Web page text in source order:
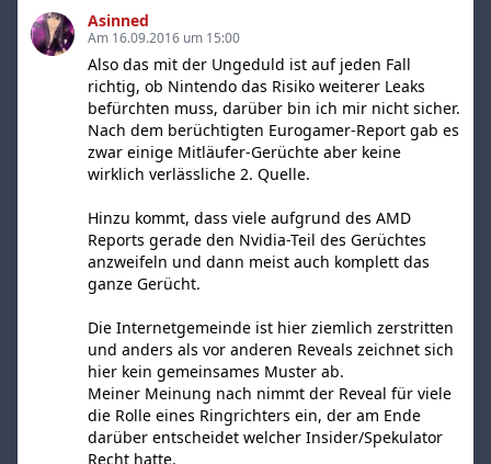
Asinned
Am 16.09.2016 um 15:00
Also das mit der Ungeduld ist auf jeden Fall
richtig, ob Nintendo das Risiko weiterer Leaks
befürchten muss, darüber bin ich mir nicht sicher.
Nach dem berüchtigten Eurogamer-Report gab es
zwar einige Mitläufer-Gerüchte aber keine
wirklich verlässliche 2. Quelle.
Hinzu kommt, dass viele aufgrund des AMD
Reports gerade den Nvidia-Teil des Gerüchtes
anzweifeln und dann meist auch komplett das
ganze Gerücht.
Die Internetgemeinde ist hier ziemlich zerstritten
und anders als vor anderen Reveals zeichnet sich
hier kein gemeinsames Muster ab.
Meiner Meinung nach nimmt der Reveal für viele
die Rolle eines Ringrichters ein, der am Ende
darüber entscheidet welcher Insider/Spekulator
Recht hatte.